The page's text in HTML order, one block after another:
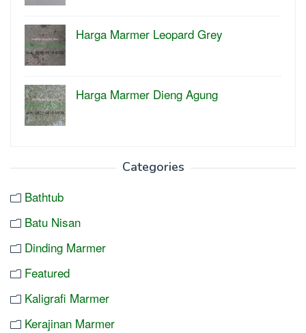
Harga Marmer Leopard Grey
Harga Marmer Dieng Agung
Categories
Bathtub
Batu Nisan
Dinding Marmer
Featured
Kaligrafi Marmer
Kerajinan Marmer